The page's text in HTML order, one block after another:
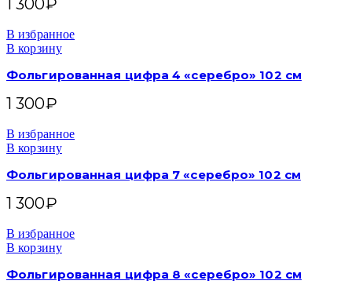
1 300₽
В избранное
В корзину
Фольгированная цифра 4 «серебро» 102 см
1 300₽
В избранное
В корзину
Фольгированная цифра 7 «серебро» 102 см
1 300₽
В избранное
В корзину
Фольгированная цифра 8 «серебро» 102 см